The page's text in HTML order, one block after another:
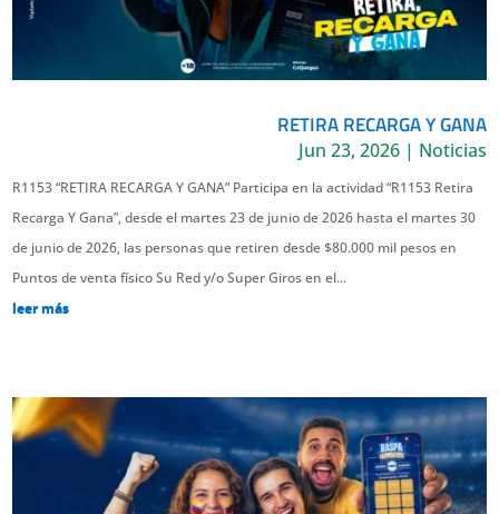
RETIRA RECARGA Y GANA
Jun 23, 2026| Noticias
R1153 “RETIRA RECARGA Y GANA” Participa en la actividad “R1153 Retira
Recarga Y Gana”, desde el martes 23 de junio de 2026 hasta el martes 30
de junio de 2026, las personas que retiren desde $80.000 mil pesos en
Puntos de venta físico Su Red y/o Super Giros en el...
leer más